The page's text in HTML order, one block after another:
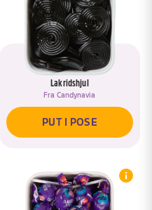
Lakridshjul
Fra Candynavia
PUT I POSE